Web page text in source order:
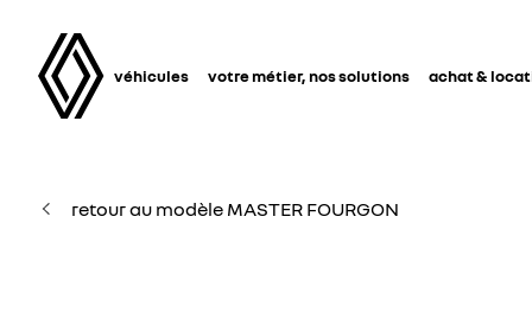
véhicules votre métier, nos solutions achat &
retour au modèle MASTER FOURGON